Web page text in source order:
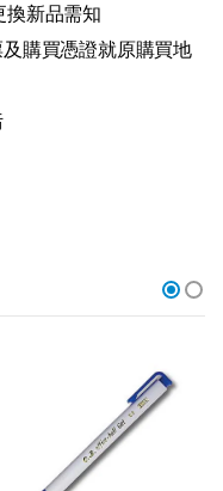
新品需知
購買憑證就原購買地